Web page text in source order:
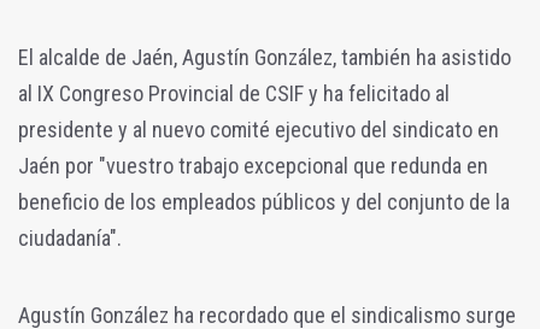
El alcalde de Jaén, Agustín González, también ha asistido
al IX Congreso Provincial de CSIF y ha felicitado al
presidente y al nuevo comité ejecutivo del sindicato en
Jaén por "vuestro trabajo excepcional que redunda en
beneficio de los empleados públicos y del conjunto de la
ciudadanía".
Agustín González ha recordado que el sindicalismo surge